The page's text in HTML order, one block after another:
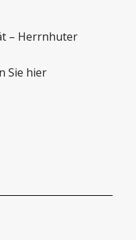
– Herrnhuter
Sie hier